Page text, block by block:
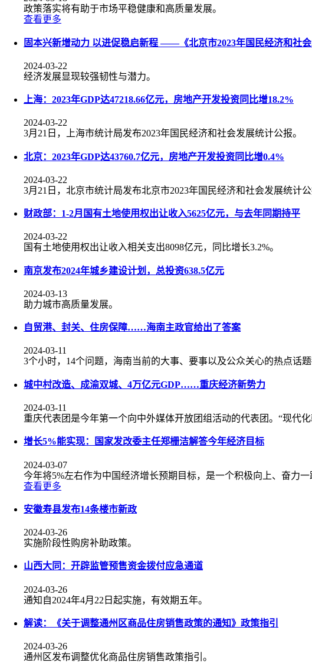
政策落实将有助于市场平稳健康和高质量发展。
查看更多
固本兴新增动力 以进促稳启新程 ——《北京市2023年国民经济和社
2024-03-22
经济发展显现较强韧性与潜力。
上海：2023年GDP达47218.66亿元，房地产开发投资同比增18.2%
2024-03-22
3月21日，上海市统计局发布2023年国民经济和社会发展统计公报。
北京：2023年GDP达43760.7亿元，房地产开发投资同比增0.4%
2024-03-22
3月21日，北京市统计局发布北京市2023年国民经济和社会发展统计公
财政部：1-2月国有土地使用权出让收入5625亿元，与去年同期持平
2024-03-22
国有土地使用权出让收入相关支出8098亿元，同比增长3.2%。
南京发布2024年城乡建设计划，总投资638.5亿元
2024-03-13
助力城市高质量发展。
自贸港、封关、住房保障……海南主政官给出了答案
2024-03-11
3个小时，14个问题，海南当前的大事、要事以及公众关心的热点话
城中村改造、成渝双城、4万亿元GDP……重庆经济新势力
2024-03-11
重庆代表团是今年第一个向中外媒体开放团组活动的代表团。“现代化
增长5%能实现：国家发改委主任郑栅洁解答今年经济目标
2024-03-07
今年将5%左右作为中国经济增长预期目标，是一个积极向上、奋力一
查看更多
安徽寿县发布14条楼市新政
2024-03-26
实施阶段性购房补助政策。
山西大同：开辟监管预售资金拨付应急通道
2024-03-26
通知自2024年4月22日起实施，有效期五年。​
解读：《关于调整通州区商品住房销售政策的通知》政策指引
2024-03-26
通州区发布调整优化商品住房销售政策指引。